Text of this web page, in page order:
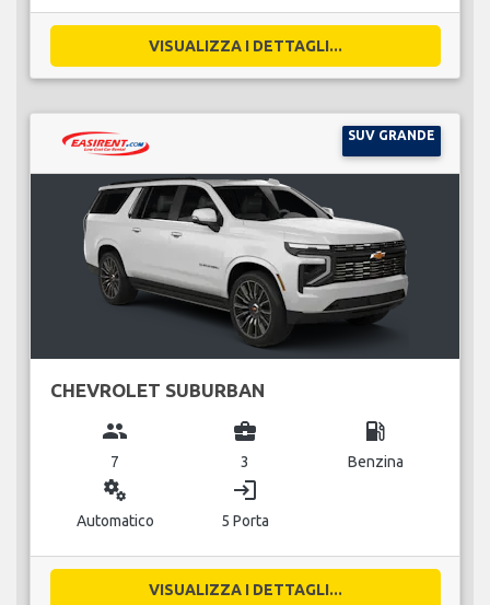
VISUALIZZA I DETTAGLI...
SUV GRANDE
CHEVROLET SUBURBAN
group
7
business_center
3
local_gas_station
Benzina
miscellaneous_services
Automatico
login
5 Porta
VISUALIZZA I DETTAGLI...